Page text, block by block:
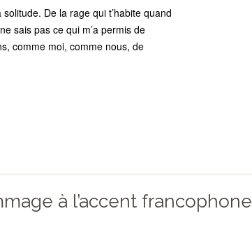
De la rage qui t’habite quand
sais pas ce qui m’a permis de
comme moi, comme nous, de
à l’accent francophone